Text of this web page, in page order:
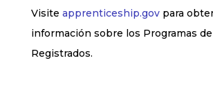
Visite apprenticeship.govpara
información sobre los Programas
Registrados.